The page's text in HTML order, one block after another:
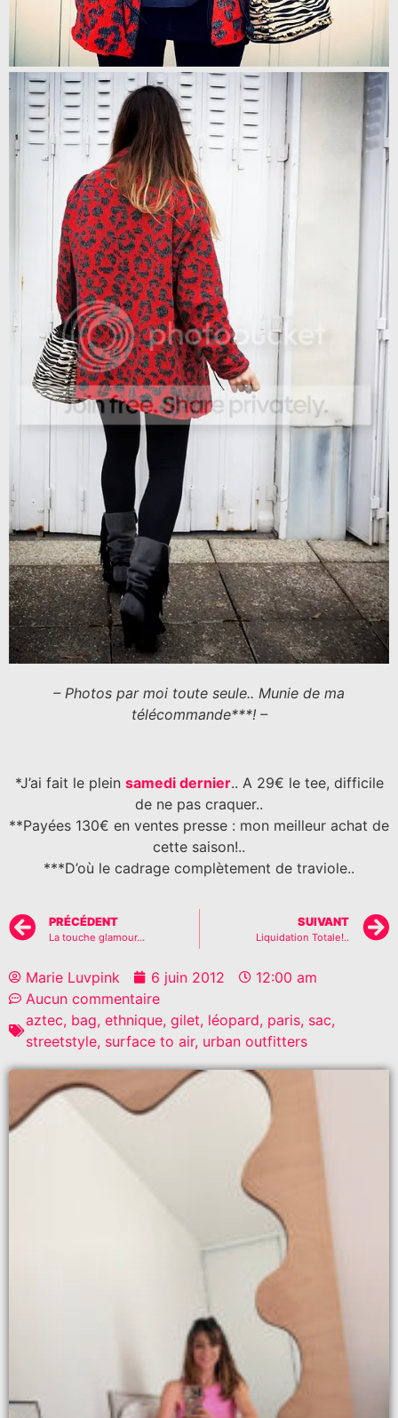
– Photos par moi toute seule.. Munie de ma
télécommande***! –
*J’ai fait le plein samedi dernier.. A 29€ le tee, difficile
de ne pas craquer..
**Payées 130€ en ventes presse : mon meilleur achat de
cette saison!..
***D’où le cadrage complètement de traviole..
PRÉCÉDENT
La touche glamour…
SUIVANT
Liquidation Totale!..
Marie Luvpink 6 juin 2012
12:00 am
Aucun commentaire
aztec, bag, ethnique, gilet, léopard, paris, sac,
streetstyle, surface to air, urban outfitters